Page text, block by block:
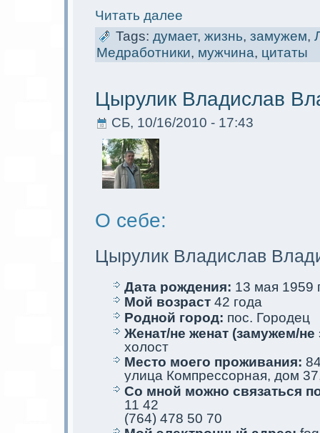
Читать далее
Tags: думает, жизнь, замужем,
Медработники, мужчина, цитаты
Цырулик Владислав
СБ, 10/16/2010 - 17:43
О себе:
Цырулик Владислав
Дата рождения: 13 мая 1959
Мой возраст 42 года
Родной город: пос. Городец
Женат/не женат (замужем/
холост
Место мoего проживания:
улица Компрессорная, дом
Со мной мoжно связаться
11 42
(764) 478 50 70